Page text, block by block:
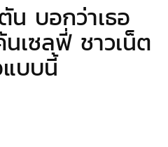
มายา
น บอกว่าเธอ
เซลฟี่ ชาวเน็ต
แบบนี้